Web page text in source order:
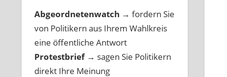
Abgeordnetenwatch → fordern Sie
von Politikern aus Ihrem Wahlkreis
eine öffentliche Antwort
Protestbrief → sagen Sie Politikern
direkt Ihre Meinung